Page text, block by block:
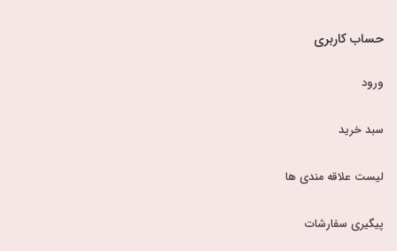
حساب کاربری
ورود
سبد خرید
لیست علاقه مندی ها
پیگیری سفارشات